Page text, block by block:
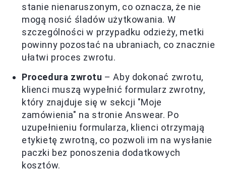
stanie nienaruszonym, co oznacza, że nie
mogą nosić śladów użytkowania. W
szczególności w przypadku odzieży, metki
powinny pozostać na ubraniach, co znacznie
ułatwi proces zwrotu.
Procedura zwrotu – Aby dokonać zwrotu,
klienci muszą wypełnić formularz zwrotny,
który znajduje się w sekcji "Moje
zamówienia" na stronie Answear. Po
uzupełnieniu formularza, klienci otrzymają
etykietę zwrotną, co pozwoli im na wysłanie
paczki bez ponoszenia dodatkowych
kosztów.